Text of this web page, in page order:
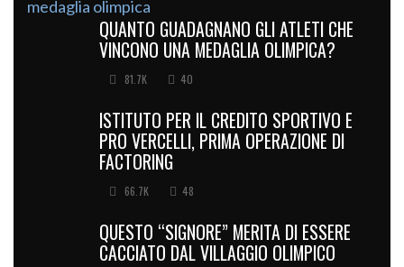
QUANTO GUADAGNANO GLI ATLETI CHE
VINCONO UNA MEDAGLIA OLIMPICA?
81.7K 40
ISTITUTO PER IL CREDITO SPORTIVO E
PRO VERCELLI, PRIMA OPERAZIONE DI
FACTORING
66.7K 48
QUESTO “SIGNORE” MERITA DI ESSERE
CACCIATO DAL VILLAGGIO OLIMPICO